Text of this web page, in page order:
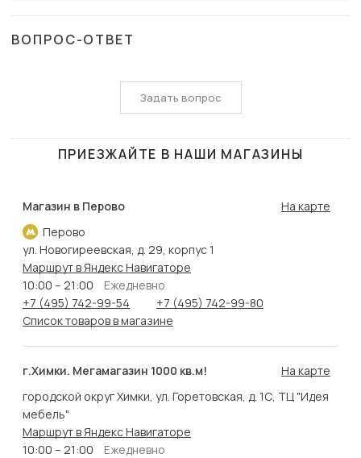
ВОПРОС-ОТВЕТ
Задать вопрос
ПРИЕЗЖАЙТЕ В НАШИ МАГАЗИНЫ
Магазин в Перово
Перово
На карте
ул. Новогиреевская, д. 29, корпус 1
Маршрут в Яндекс Навигаторе
10:00 – 21:00
Ежедневно
+7 (495) 742-99-54
+7 (495) 742-99-80
Список товаров в магазине
г.Химки. Мегамагазин 1000 кв.м!
На карте
городской округ Химки, ул. Горетовская, д. 1С, ТЦ "Идея
мебель"
Маршрут в Яндекс Навигаторе
10:00 – 21:00
Ежедневно